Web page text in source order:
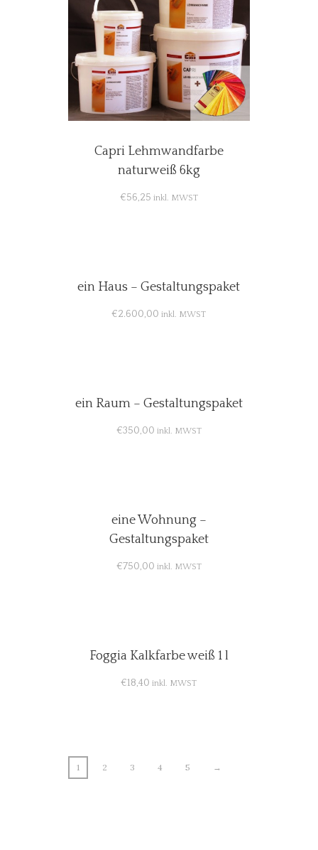
Capri Lehmwandfarbe
naturweiß 6kg
€56,25 inkl. MWST
ein Haus – Gestaltungspaket
€2.600,00 inkl. MWST
ein Raum – Gestaltungspaket
€350,00 inkl. MWST
eine Wohnung –
Gestaltungspaket
€750,00 inkl. MWST
Foggia Kalkfarbe weiß 1 l
€18,40 inkl. MWST
1 2 3 4 5 →